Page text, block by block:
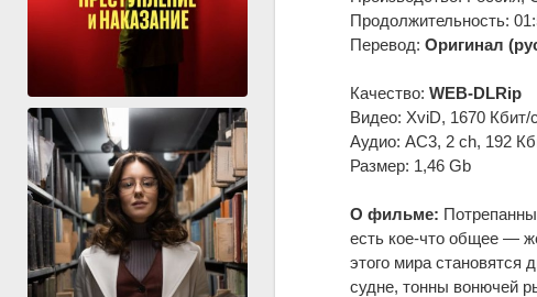
Продолжительность:
Перевод: Оригинал
Качество: WEB-DLRip
Видео: XviD, 1670 Кбит/
Аудио: AC3, 2 ch, 192
Размер: 1,46 Gb
О фильме:
есть кое-что общее —
этого мира
судне, тонны вонючей